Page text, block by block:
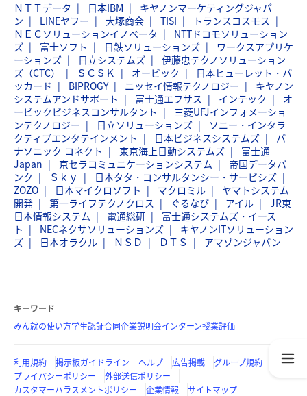
ＮＴＴデータ 日本IBM
キヤノンマーケティングジャパ
ン
LINEヤフー 大塚商会 TISI
トランスコスモス
ＮＥＣソリューションイノベータ
NTTドコモソリューション
ズ
富士ソフト 日鉄ソリューションズ
ワークスアプリケ
ーションズ
日立システムズ
伊藤忠テクノソリューション
ズ（CTC）
ＳＣＳＫ オービック
日本ヒューレット・パ
ッカード
BIPROGY ニッセイ情報テクノロジー
キヤノン
システムアンドサポート
富士通エフサス インテック
オ
ービックビジネスコンサルタント
三菱UFJインフォメーショ
ンテクノロジー
日立ソリューションズ
ソニー・インタラ
クティブエンタテインメント
日本ビジネスシステムズ
パ
ナソニック コネクト
東京海上日動システムズ
富士通
Japan
京セラコミュニケーションシステム
帝国データバ
ンク
Ｓｋｙ
日本タタ・コンサルタンシー・サービシズ
ZOZO
日本マイクロソフト マクロミル
ヤマトシステム
開発
第一ライフテクノクロス ぐるなび アイル
JR東
日本情報システム
電通総研
富士通システムズ・イース
ト
NECネクサソリューションズ
キヤノンITソリューション
ズ
日本オラクル ＮＳＤ ＤＴＳ アマゾンジャパン
キーワード
みん就の使い方学生認証合同企業説明会インターン授業評価
利用規約 掲示板ガイドライン ヘルプ 広告掲載
グループ規約
プライバシーポリシー
外部送信ポリシー
カスタマーハラスメントポリシー
企業情報 サイトマップ